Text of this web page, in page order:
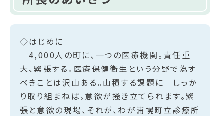
◇はじめに
4,000人の町に、一つの医療機関。責任重
大、緊張する。医療保健衛生という分野で為す
べきことは沢山ある。山積する課題に しっか
り取り組まねば。意欲が掻き立てられます。緊
張と意欲の現場、それが、わが浦幌町立診療所